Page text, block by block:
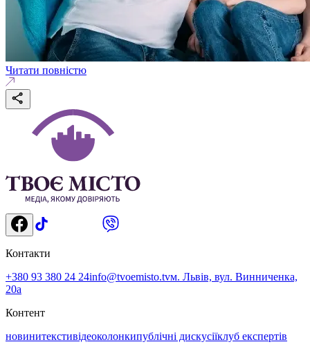
Читати повністю
Контакти
+380 93 380 24 24info@tvoemisto.tvм. Львів, вул. Винниченка,
20а
Контент
новинитекстивідеоколонкипублічні дискусіїклуб експертів